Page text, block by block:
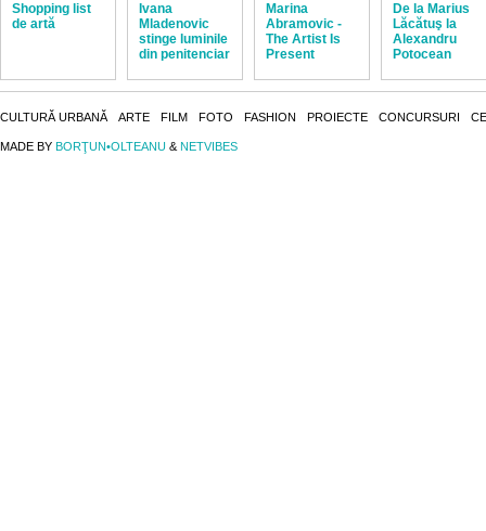
Shopping list
de artă
Ivana
Mladenovic
stinge luminile
din penitenciar
Marina
Abramovic -
The Artist Is
Present
De la Marius
Lăcătuş la
Alexandru
Potocean
CULTURĂ URBANĂ ARTE FILM FOTO FASHION PROIECTE CONCURSURI
MADE BY BORŢUN•OLTEANU & NETVIBES